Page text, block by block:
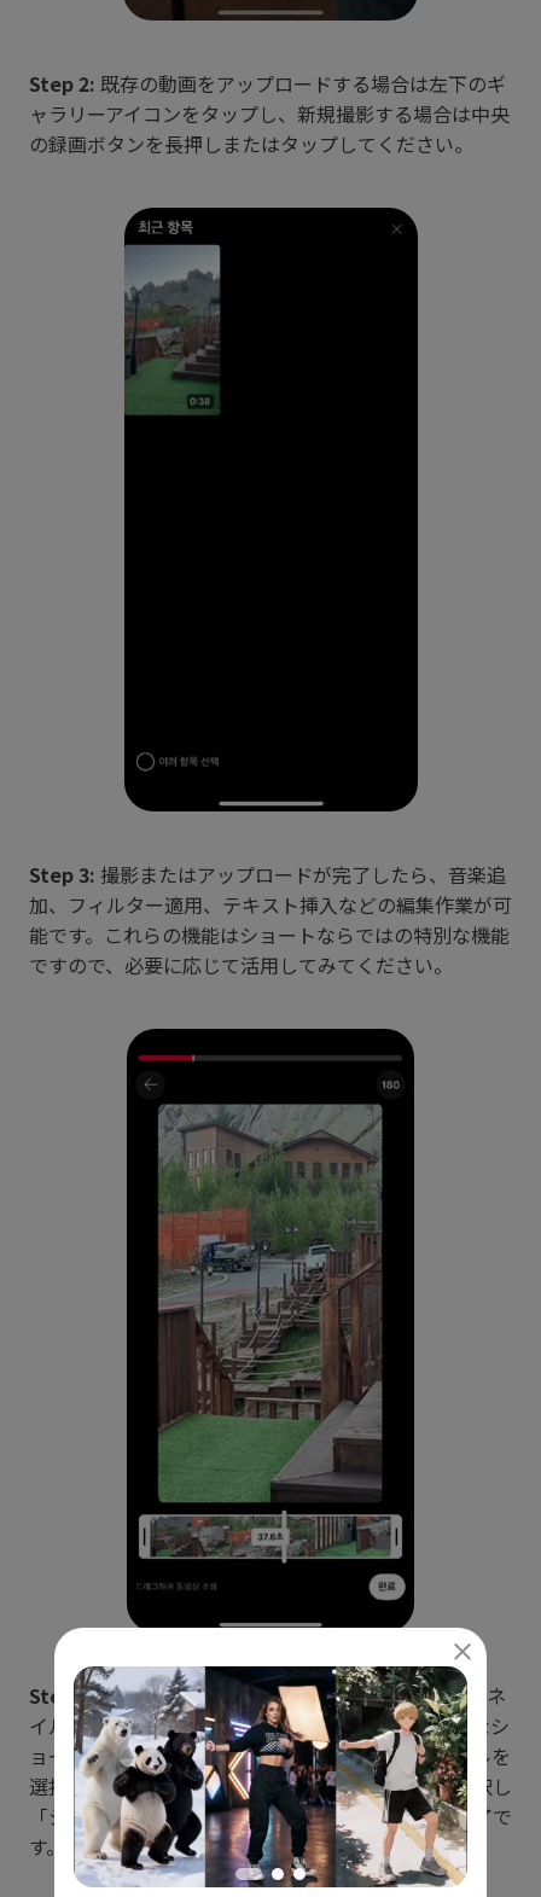
Step 2: 既存の動画をアップロードする場合は左下のギ
ャラリーアイコンをタップし、新規撮影する場合は中央
の録画ボタンを長押しまたはタップしてください。
Step 3: 撮影またはアップロードが完了したら、音楽追
加、フィルター適用、テキスト挿入などの編集作業が可
能です。これらの機能はショートならではの特別な機能
ですので、必要に応じて活用してみてください。
Step 4:編集を終えた後「次へ」をタップするとサムネ
イル設定画面が表示されます。モバイルのみで可能なシ
ョート投稿の核心機能ですので、目を引くサムネイルを
選択した後、タイトルと説明を入力し公開設定を選択し
「ショート動画をアップロード」をタップすれば完了で
す。